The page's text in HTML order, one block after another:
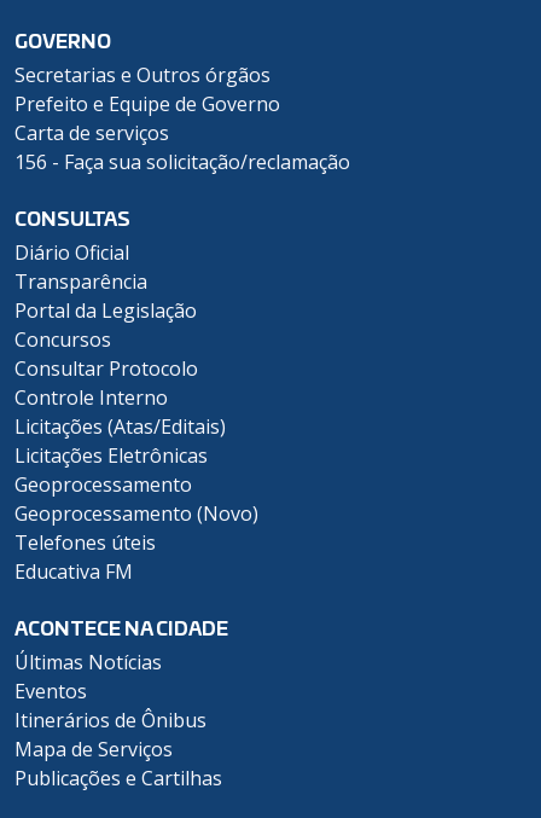
GOVERNO
Secretarias e Outros órgãos
Prefeito e Equipe de Governo
Carta de serviços
156 - Faça sua solicitação/reclamação
CONSULTAS
Diário Oficial
Transparência
Portal da Legislação
Concursos
Consultar Protocolo
Controle Interno
Licitações (Atas/Editais)
Licitações Eletrônicas
Geoprocessamento
Geoprocessamento (Novo)
Telefones úteis
Educativa FM
ACONTECE NA CIDADE
Últimas Notícias
Eventos
Itinerários de Ônibus
Mapa de Serviços
Publicações e Cartilhas